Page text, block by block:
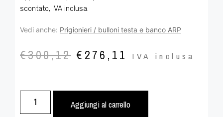
scontato, IVA inclusa.
Vedi anche: Prigionieri / bulloni testa e banco ARP
€300,12 € 276,11 IVA inclusa
Aggiungi al carrello